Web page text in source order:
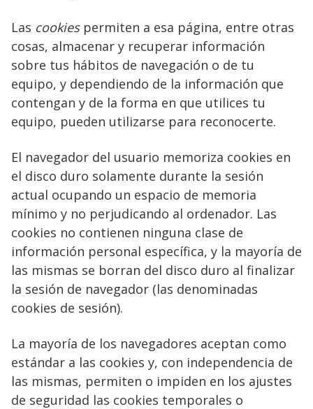
Las cookiespermiten a esa página, entre otras
cosas, almacenar y recuperar información
sobre tus hábitos de navegación o de tu
equipo, y dependiendo de la información que
contengan y de la forma en que utilices tu
equipo, pueden utilizarse para reconocerte.
El navegador del usuario memoriza cookies en
el disco duro solamente durante la sesión
actual ocupando un espacio de memoria
mínimo y no perjudicando al ordenador. Las
cookies no contienen ninguna clase de
información personal específica, y la mayoría de
las mismas se borran del disco duro al finalizar
la sesión de navegador (las denominadas
cookies de sesión).
La mayoría de los navegadores aceptan como
estándar a las cookies y, con independencia de
las mismas, permiten o impiden en los ajustes
de seguridad las cookies temporales o